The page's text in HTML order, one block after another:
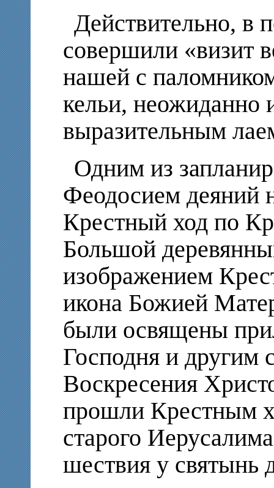
Действительно, в
совершили «визит
нашей с
кельи, неожиданно
выразительным
Одним из
Феодосием деяний
Крестный ход по
Большой
изображением
икона Божией
были освящены
Господня и другим
Воскресения
прошли Крестным
старого
шествия у святынь